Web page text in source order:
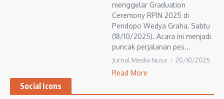
menggelar Graduation
Ceremony RPIN 2025 di
Pendopo Wedya Graha, Sabtu
(18/10/2025). Acara ini menjadi
puncak perjalanan pes...
Jurnal Media Nusa 20/10/2025
Read More
Social Icons